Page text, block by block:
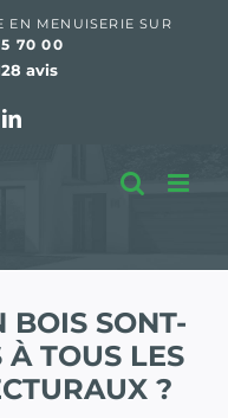
EN MENUISERIE SUR
70 00
avis
LinkedIn
BOIS SONT-
À TOUS LES
?